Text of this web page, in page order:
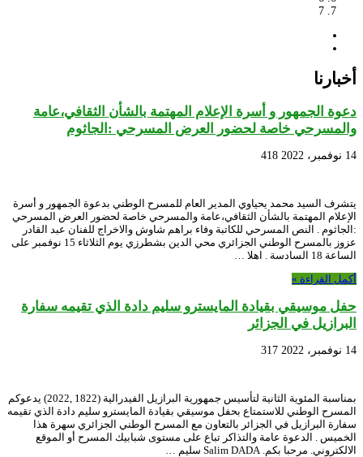
في إطار
7
أخبارنا
دعوة الجمهور و أسرة الإعلام المهتمة بالشأن الثقافي،عامة
والمسرحي خاصة لحضور العرض المسرحي :الجاثوم
14 نوفمبر، 2022 418
يتشرف السيد محمد يحياوي المدير العام للمسرح الوطني بدعوة الجمهور و أسرة
الإعلام المهتمة بالشأن الثقافي،عامة والمسرحي خاصة لحضور العرض المسرحي
:الجاثوم . النص المسرحي للكاتبة وفاء براهم شاوش والاخراج للفنان عبد القادر
عزوز بالمسرح الوطني الجزائري محي الدين بشطرزي يوم الثلاثاء 15 نوفمبر على
الساعة 18 السادسة . اهلا …
أكمل القراءة »
حفل موسيقي بقيادة المايسترو سليم دادة الذي تقيمه سفارة
البرازيل في الجزائر
14 نوفمبر، 2022 317
بمناسبة المئوية الثانية لتأسيس جمهورية البرازيل الفيدرالية (1822 ,2022) يدعوكم
المسرح الوطني للاستمتاع بحفل موسيقي بقيادة المايسترو سليم دادة الذي تقيمه
سفارة البرازيل في الجزائر بالتعاون مع المسرح الوطني الجزائري سهرة هذا
الخميس . الدعوة عامة والتذاكر تباع على مستوى شبابيك المسرح أو الموقع
الالكتروني. مرحبا بكم. Salim DADA سليم …